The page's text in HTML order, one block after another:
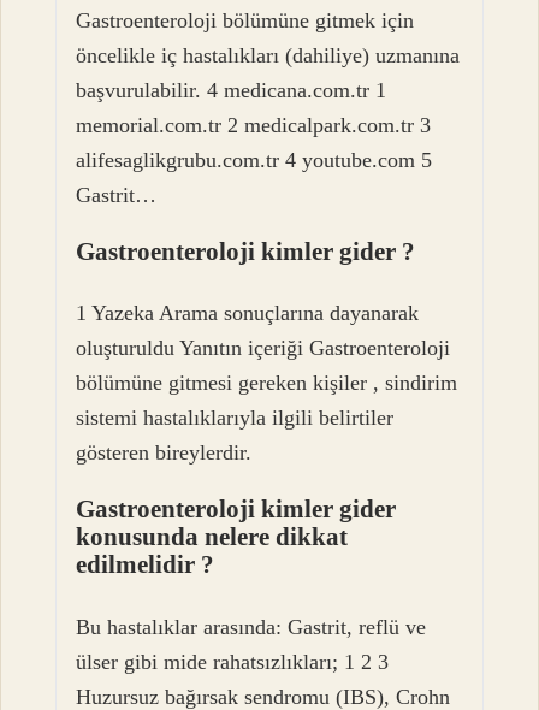
Gastroenteroloji bölümüne gitmek için
öncelikle iç hastalıkları (dahiliye) uzmanına
başvurulabilir. 4 medicana.com.tr 1
memorial.com.tr 2 medicalpark.com.tr 3
alifesaglikgrubu.com.tr 4 youtube.com 5
Gastrit…
Gastroenteroloji kimler gider ?
1 Yazeka Arama sonuçlarına dayanarak
oluşturuldu Yanıtın içeriği Gastroenteroloji
bölümüne gitmesi gereken kişiler , sindirim
sistemi hastalıklarıyla ilgili belirtiler
gösteren bireylerdir.
Gastroenteroloji kimler gider
konusunda nelere dikkat
edilmelidir ?
Bu hastalıklar arasında: Gastrit, reflü ve
ülser gibi mide rahatsızlıkları; 1 2 3
Huzursuz bağırsak sendromu (IBS), Crohn